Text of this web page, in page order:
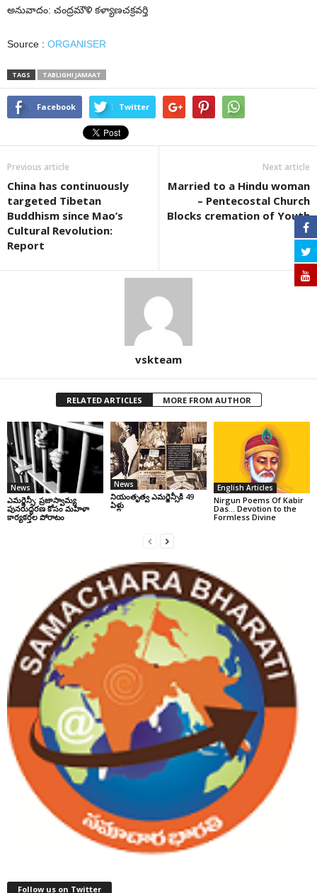
అనువాదం: చంద్రమౌళి కళ్యాణచక్రవర్తి
Source : ORGANISER
TAGS TABLIGHI JAMAAT
Facebook Twitter
Previous article
China has continuously
targeted Tibetan
Buddhism since Mao’s
Cultural Revolution:
Report
Next article
Married to a Hindu woman
– Pentecostal Church
Blocks cremation of Youth
vskteam
RELATED ARTICLES MORE FROM AUTHOR
News
ఎమర్జెన్సీ: ప్రజాస్వామ్య
పునరుద్ధరణ కోసం మహిళా
కార్యకర్తల పోరాటం
News
నియంతృత్వ ఎమర్జెన్సీకి 49
ఏళ్లు
English Articles
Nirgun Poems Of Kabir
Das… Devotion to the
Formless Divine
Follow us on Twitter